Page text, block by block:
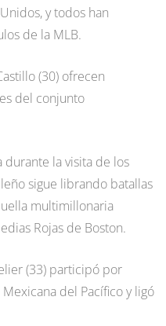
y todos han
de la MLB.
(30) ofrecen
del conjunto
durante la visita de los
sigue librando batallas
multimillonaria
Rojas de Boston.
(33) participó por
del Pacífico y ligó